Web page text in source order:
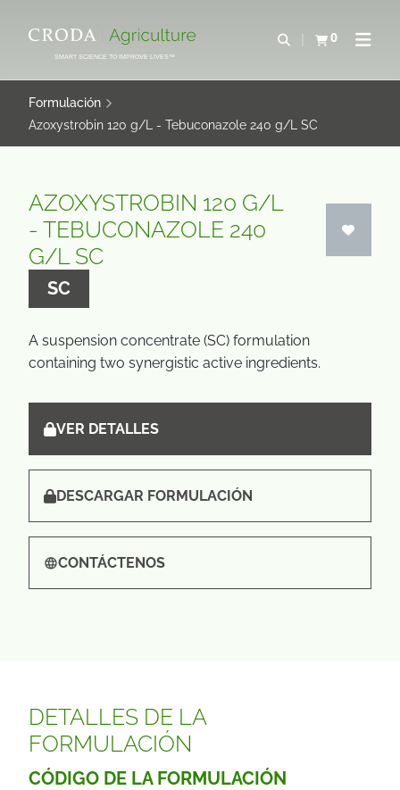
CONTENIDOSMART SCIENCE TO IMPROVE LIVES™
Abrir0
Ver carritoAbrir
Formulación
Azoxystrobin 120 g/L - Tebuconazole 240 g/L SC
AZOXYSTROBIN 120 G/L
- TEBUCONAZOLE 240
G/L SC
SC
A suspension concentrate (SC) formulation
containing two synergistic active ingredients.
VER DETALLES
DESCARGAR FORMULACIÓN
CONTÁCTENOS
DETALLES DE LA
FORMULACIÓN
CÓDIGO DE LA FORMULACIÓN